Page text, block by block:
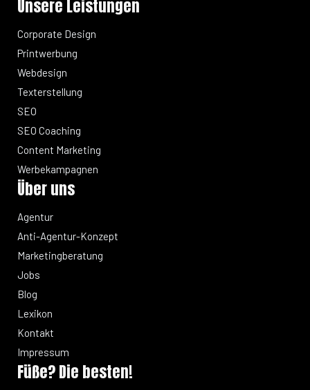
Unsere Leistungen
Corporate Design
Printwerbung
Webdesign
Texterstellung
SEO
SEO Coaching
Content Marketing
Werbekampagnen
Über uns
Agentur
Anti-Agentur-Konzept
Marketingberatung
Jobs
Blog
Lexikon
Kontakt
Impressum
Füße? Die besten!